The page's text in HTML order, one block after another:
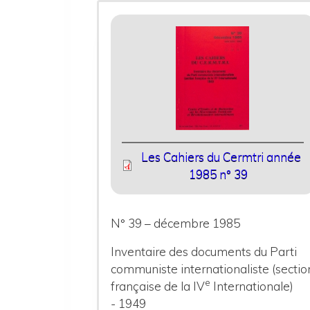
Les Cahiers du Cermtri année
1985 n° 39
N° 39 – décembre 1985
Inventaire des documents du Parti
communiste internationaliste
française de la IVe Internationale)
- 1949